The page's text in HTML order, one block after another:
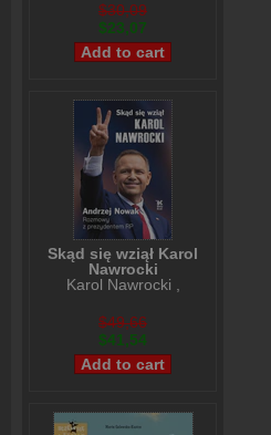
$30,09
$23,07
Skąd się wziął Karol
Nawrocki
Karol Nawrocki
$49,66
$41,54